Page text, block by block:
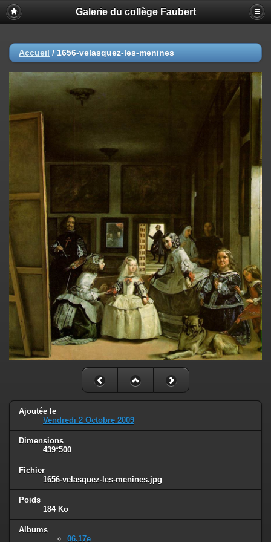
Galerie du collège Faubert
Accueil / 1656-velasquez-les-menines
Ajoutée le
Vendredi 2 Octobre 2009
Dimensions
439*500
Fichier
1656-velasquez-les-menines.jpg
Poids
184 Ko
Albums
06.17e